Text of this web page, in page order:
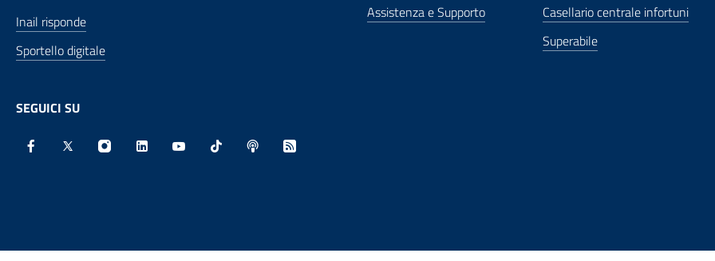
Inail risponde
Sportello digitale
SEGUICI SU
Assistenza e Supporto
Casellario centrale infortuni
Superabile